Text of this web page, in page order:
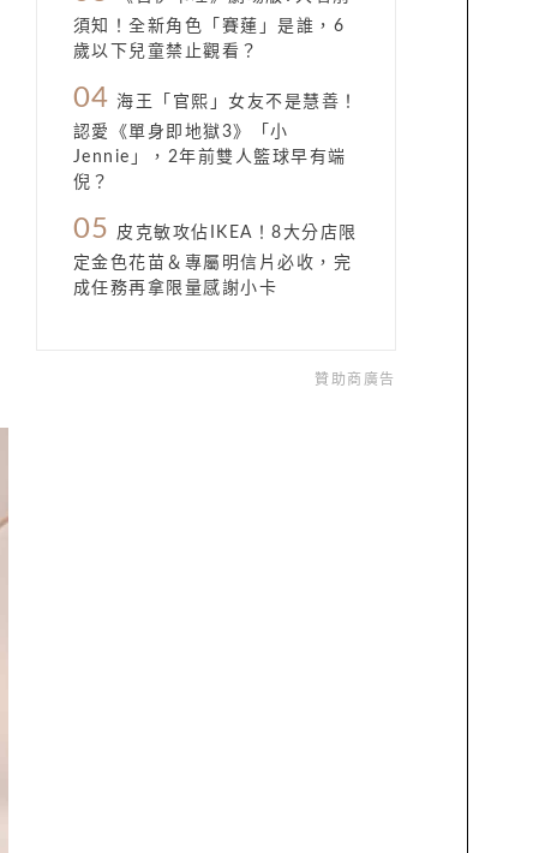
須知！全新角色「賽蓮」是誰，6
歲以下兒童禁止觀看？
04 海王「官熙」女友不是慧善！
認愛《單身即地獄3》「小
Jennie」，2年前雙人籃球早有端
倪？
05
皮克敏攻佔IKEA！8大分店限
定金色花苗＆專屬明信片必收，完
成任務再拿限量感謝小卡
贊助商廣告